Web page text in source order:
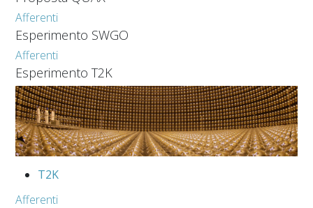
Afferenti
Esperimento SWGO
Afferenti
Esperimento T2K
T2K
Afferenti